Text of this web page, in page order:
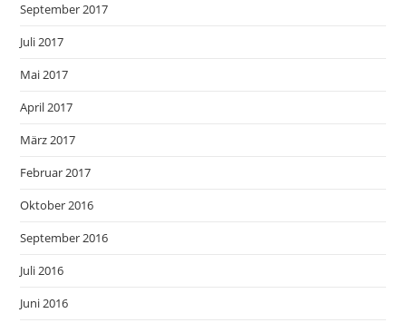
September 2017
Juli 2017
Mai 2017
April 2017
März 2017
Februar 2017
Oktober 2016
September 2016
Juli 2016
Juni 2016